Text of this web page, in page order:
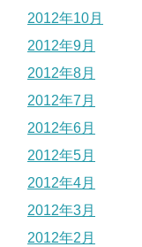
2012年10月
2012年9月
2012年8月
2012年7月
2012年6月
2012年5月
2012年4月
2012年3月
2012年2月